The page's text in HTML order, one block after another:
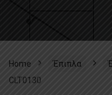
Home Έπιπλα
CLT0130